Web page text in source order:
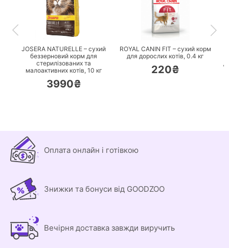
ПЕРЕЙТИ
JOSERA NATURELLE – сухий
беззерновий корм для
стерилізованих та
малоактивних котів, 10 кг
3990₴
ПЕРЕЙТИ
ROYAL CANIN FIT – сухий корм
для дорослих котів, 0.4 кг
220₴
Оплата онлайн і готівкою
Знижки та бонуси від GOODZOO
Вечірня доставка завжди виручить